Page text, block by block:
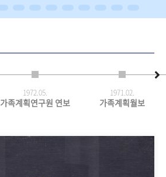
1972.05.
가족계획연구원 연보
1971.02.
가족계획월보